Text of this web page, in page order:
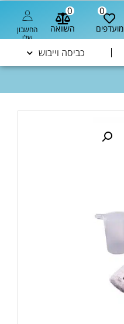
מועדפים
0
השוואה
0
החשבון
שלי
כביסה וייבוש